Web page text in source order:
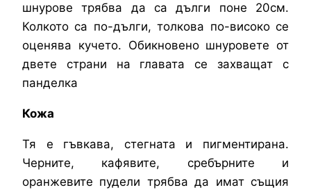
шнурове трябва да са дълги поне 20см.
Колкото са по-дълги, толкова по-високо се
оценява кучето. Обикновено шнуровете от
двете страни на главата се захващат с
панделка
Кожа
Тя е гъвкава, стегната и пигментирана.
Черните, кафявите, сребърните и
оранжевите пудели трябва да имат същия